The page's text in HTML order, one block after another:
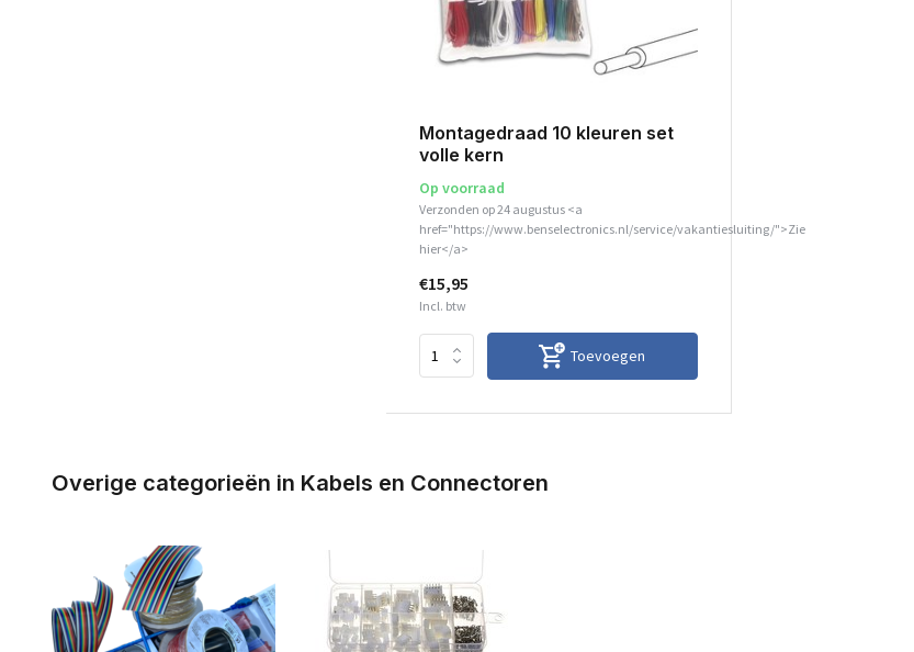
Montagedraad 10 kleuren set
volle kern
Op voorraad
Verzonden op 24 augustus <a
href="https://www.benselectronics.nl/service/vakantiesluiting/">Zie
hier</a>
€15,95
Incl. btw
Toevoegen
Overige categorieën in Kabels en Connectoren